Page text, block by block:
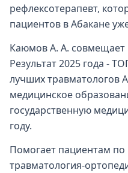
рефлексотерапевт,
пациентов в Абакане
Каюмов А. А. совмещает
Результат 2025 года -
лучших травматологов
медицинское
государственную
году.
Помогает пациентам
травматология-